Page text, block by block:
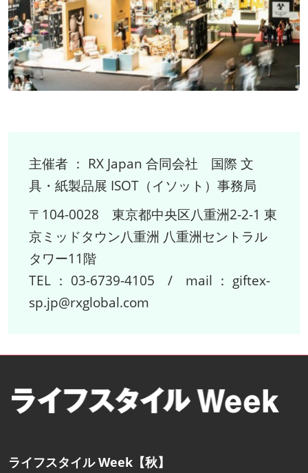
主催者 ： RX Japan 合同会社 国際 文
具・紙製品展 ISOT（イソット）事務局
〒104-0028 東京都中央区八重洲2-2-1 東
京ミッドタウン八重洲 八重洲セントラル
タワー11階
TEL ： 03-6739-4105 / mail ： giftex-
sp.jp@rxglobal.com
ライフスタイル Week【秋】